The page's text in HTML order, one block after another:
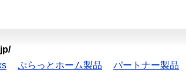
ぷらっとホーム製品 パートナー製品